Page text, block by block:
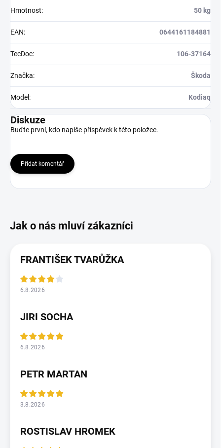
Hmotnost: 50 kg
EAN: 0644161184881
TecDoc: 106-37164
Značka: Škoda
Model : Kodiaq
Diskuze
Buďte první, kdo napíše příspěvek k této položce.
Přidat komentář
FRANTIŠEK TVARŮŽKA
6.8.2026
JIRI SOCHA
6.8.2026
PETR MARTAN
3.8.2026
ROSTISLAV HROMEK